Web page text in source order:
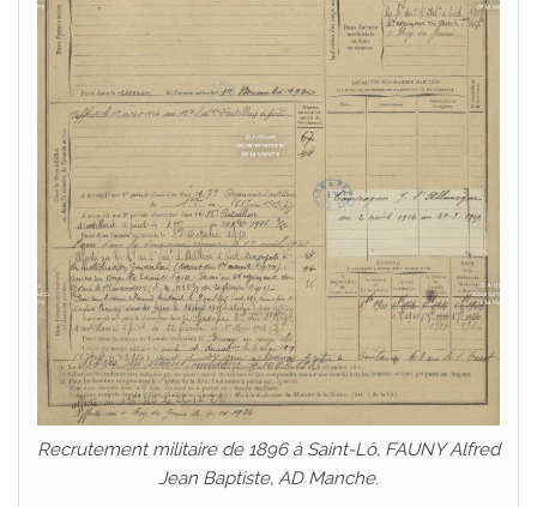
Recrutement militaire de 1896 à Saint-Lô, FAUNY Alfred
Jean Baptiste, AD Manche.